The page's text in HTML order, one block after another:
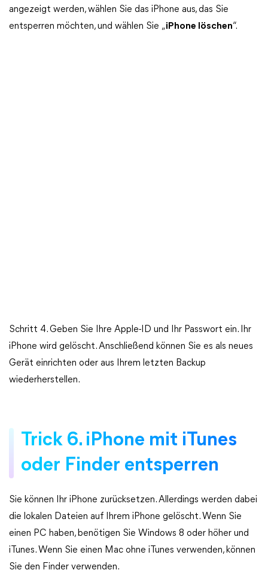
angezeigt werden, wählen Sie das iPhone aus, das Sie
entsperren möchten, und wählen Sie „iPhone löschen“.
Schritt 4. Geben Sie Ihre Apple-ID und Ihr Passwort ein. Ihr
iPhone wird gelöscht. Anschließend können Sie es als neues
Gerät einrichten oder aus Ihrem letzten Backup
wiederherstellen.
Trick 6. iPhone mit iTunes
oder Finder entsperren
Sie können Ihr iPhone zurücksetzen. Allerdings werden dabei
die lokalen Dateien auf Ihrem iPhone gelöscht. Wenn Sie
einen PC haben, benötigen Sie Windows 8 oder höher und
iTunes. Wenn Sie einen Mac ohne iTunes verwenden, können
Sie den Finder verwenden.